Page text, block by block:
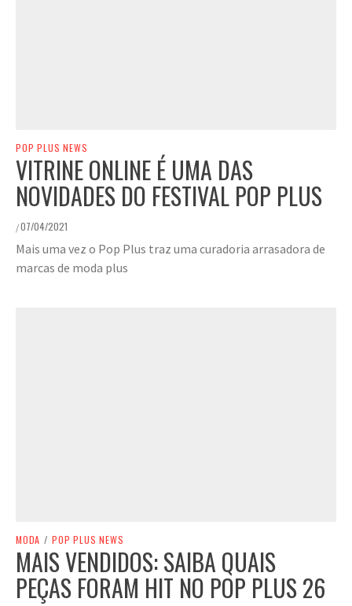
POP PLUS NEWS
VITRINE ONLINE É UMA DAS
NOVIDADES DO FESTIVAL POP PLUS
/07/04/2021
Mais uma vez o Pop Plus traz uma curadoria arrasadora de
marcas de moda plus
MODA / POP PLUS NEWS
MAIS VENDIDOS: SAIBA QUAIS
PEÇAS FORAM HIT NO POP PLUS 26